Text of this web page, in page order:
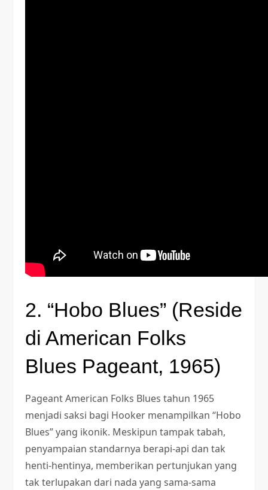
2. “Hobo Blues” (Reside
di American Folks
Blues Pageant, 1965)
Pageant American Folks Blues tahun 1965
menjadi saksi bagi Hooker menampilkan “Hobo
Blues” yang ikonik. Meskipun tampak tabah,
penyampaian standarnya berapi-api dan tak
henti-hentinya, memberikan pertunjukan yang
tak terlupakan dari nada yang sama-sama